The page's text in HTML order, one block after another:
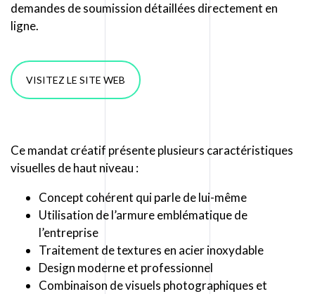
demandes de soumission détaillées directement en
ligne.
VISITEZ LE SITE WEB
Ce mandat créatif présente plusieurs caractéristiques
visuelles de haut niveau :
Concept cohérent qui parle de lui-même
Utilisation de l’armure emblématique de
l’entreprise
Traitement de textures en acier inoxydable
Design moderne et professionnel
Combinaison de visuels photographiques et